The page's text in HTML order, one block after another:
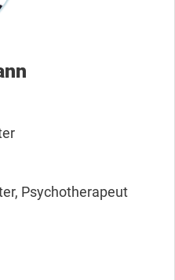
Psychotherapeut